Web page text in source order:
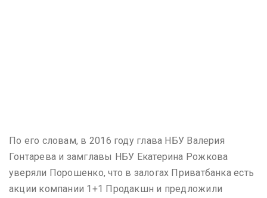
По его словам, в 2016 году глава НБУ Валерия
Гонтарева и замглавы НБУ Екатерина Рожкова
уверяли Порошенко, что в залогах Приватбанка есть
акции компании 1+1 Продакшн и предложили